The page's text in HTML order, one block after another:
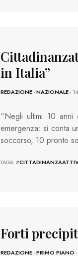
in Italia”
REDAZIONE-NAZIONALE-
“Negli ultimi 10 anni
emergenza: si conta
soccorso, 10 pronto
TAGS: #
Forti
REDAZIONE-PRIMO PIANO